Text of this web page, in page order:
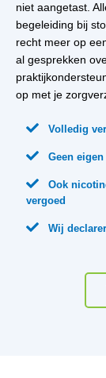
niet aangetast.
begeleiding bij
recht meer op
al gesprekken
op met je
 Volledig
 Geen

Ook
vergoed
 Wij